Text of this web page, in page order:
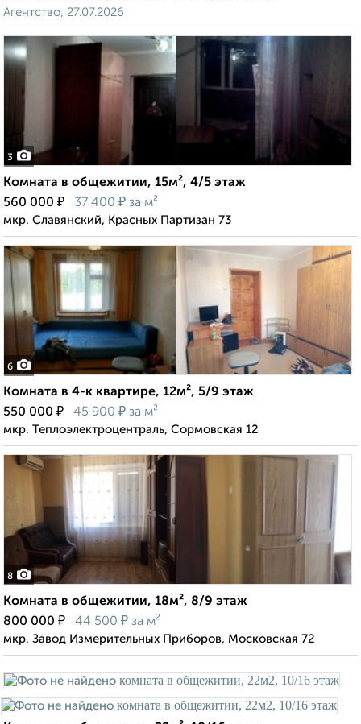
Агентство, 27.07.2026
3
Комната в общежитии, 15м², 4/5 этаж
560 000 ₽ 37 400 ₽ за м²
мкр. Славянский, Красных Партизан 73
6
Комната в 4-к квартире, 12м², 5/9 этаж
550 000 ₽ 45 900 ₽ за м²
мкр. Теплоэлектроцентраль, Сормовская 12
8
Комната в общежитии, 18м², 8/9 этаж
800 000 ₽ 44 500 ₽ за м²
мкр. Завод Измерительных Приборов, Московская 72